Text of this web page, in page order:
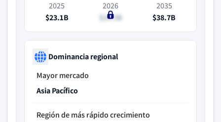
2025
$23.1B
2026
$24.5B
2035
$38.7B
Dominancia regional
Mayor mercado
Asia Pacífico
Región de más rápido crecimiento